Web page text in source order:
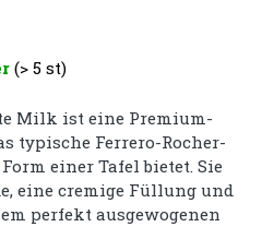
(> 5 st)
Milk ist eine Premium-
typische Ferrero-Rocher-
einer Tafel bietet. Sie
eine cremige Füllung und
perfekt ausgewogenen